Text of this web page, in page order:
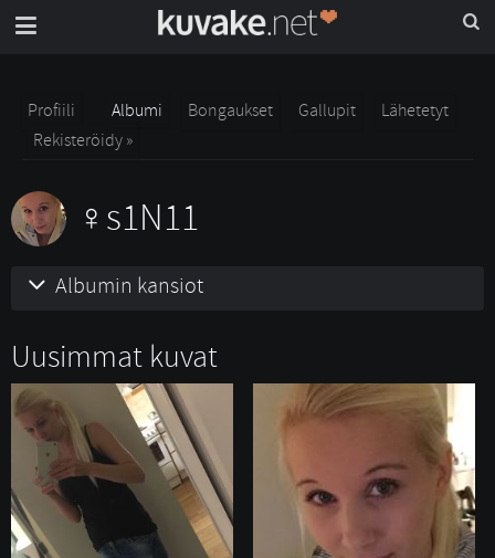
Profiili Albumi Bongaukset Gallupit
Lähetetyt
Rekisteröidy »
s1N11
Albumin kansiot
Uusimmat kuvat